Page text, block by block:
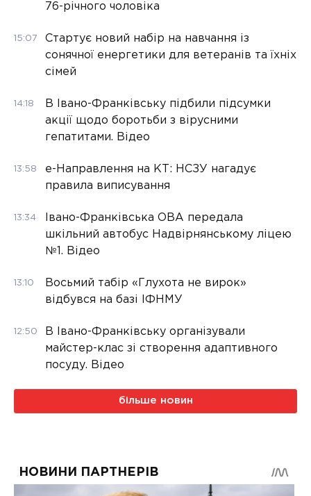
76-річного чоловіка
15:07
Стартує новий набір на навчання із
сонячної енергетики для ветеранів та їхніх
сімей
14:18
В Івано-Франківську підбили підсумки
акції щодо боротьби з вірусними
гепатитами. Відео
13:58
е-Направлення на КТ: НСЗУ нагадує
правила виписування
13:34
Івано-Франківська ОВА передала
шкільний автобус Надвірнянському ліцею
№1. Відео
13:10
Восьмий табір «Глухота не вирок»
відбувся на базі ІФНМУ
12:50
В Івано-Франківську організували
майстер-клас зі створення адаптивного
посуду. Відео
більше новин